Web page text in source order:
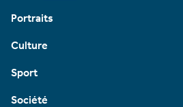
Portraits
Culture
Sport
Société